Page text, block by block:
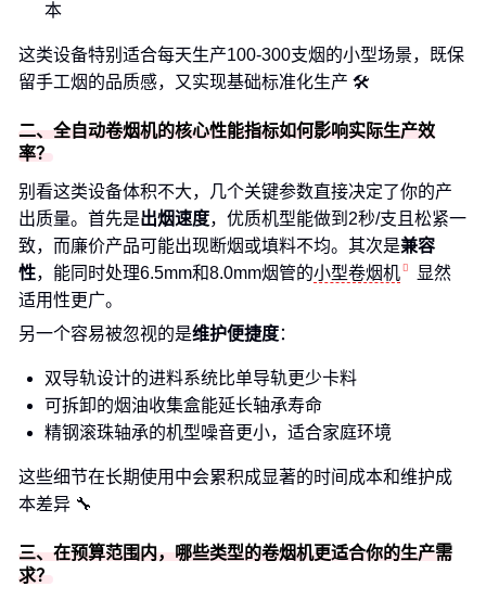
本
这类设备特别适合每天生产100-300支烟的小型场景，既保
留手工烟的品质感，又实现基础标准化生产 🛠️
二、全自动卷烟机的核心性能指标如何影响实际生产效
率？
别看这类设备体积不大，几个关键参数直接决定了你的产
出质量。首先是出烟速度，优质机型能做到2秒/支且松紧一
致，而廉价产品可能出现断烟或填料不均。其次是兼容
性，能同时处理6.5mm和8.0mm烟管的小型卷烟机
显然
适用性更广。
另一个容易被忽视的是维护便捷度：
双导轨设计的进料系统比单导轨更少卡料
可拆卸的烟油收集盒能延长轴承寿命
精钢滚珠轴承的机型噪音更小，适合家庭环境
这些细节在长期使用中会累积成显著的时间成本和维护成
本差异 🔧
三、在预算范围内，哪些类型的卷烟机更适合你的生产需
求？